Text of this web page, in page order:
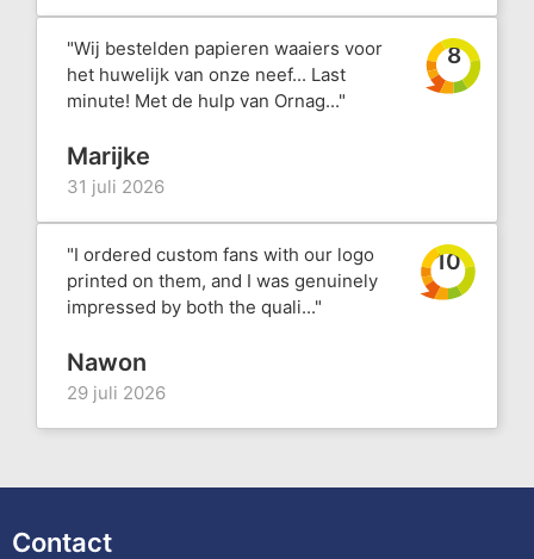
"Wij bestelden papieren waaiers voor
het huwelijk van onze neef... Last
minute! Met de hulp van Ornag..."
8
Marijke
31 juli 2026
"I ordered custom fans with our logo
printed on them, and I was genuinely
impressed by both the quali..."
10
Nawon
29 juli 2026
Contact